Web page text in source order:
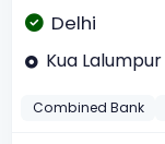
Delhi
Kua Lalumpur
Combined Bank